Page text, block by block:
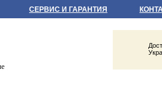
СЕРВИС И ГАРАНТИЯ